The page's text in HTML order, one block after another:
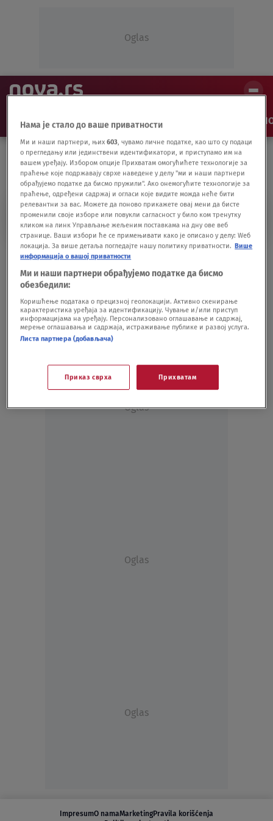
Oglas
NAJNOVIJE VESTI SHOW
DIGITALNA UMETNOST
Robot umetnica stvorila delo prodato za
688.888 dolara
Porsche modeli u varijantama kakve još
niste videli
AUTO28.12.20.
Oglas
Oglas
Oglas
ImpresumO namaMarketingPravila korišćenja
Нама је стало до ваше приватности
Ми и наши партнери, њих603, чувамо личне податке, као што су подаци
о прегледању или јединствени идентификатори, и приступамо им на
вашем уређају. Избором опције Прихватам омогућићете технологије за
праћење које подржавају сврхе наведене у делу "ми и наши партнери
обрађујемо податке да бисмо пружили". Ако онемогућите технологије за
праћење, одређени садржај и огласи које видите можда неће бити
релевантни за вас. Можете да поново прикажете овај мени да бисте
променили своје изборе или повукли сагласност у било ком тренутку
кликом на линк Управљање жељеним поставкама на дну ове веб
странице. Ваши избори ће се примењивати како је описано у делу: Wеб
локација. За више детаља погледајте нашу политику приватности. Више
информација о вашој приватности
Ми и наши партнери обрађујемо податке да бисмо
обезбедили:
Коришћење података о прецизној геолокацији. Активно скенирање
карактеристика уређаја за идентификацију. Чување и/или приступ
информацијама на уређају. Персонализовано оглашавање и садржај,
мерење оглашавања и садржаја, истраживање публике и развој услуга.
Листа партнера (добављача)
Приказ сврха Прихватам